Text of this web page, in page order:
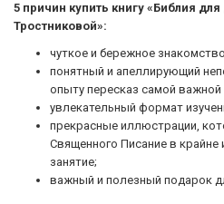
5 причин купить книгу «Библия
Тростниковой»:
чуткое и бережное
понятный и апеллирующий
опыту пересказ самой важной
увлекательный формат
прекрасные иллюстрации,
Священного Писание в крайне
занятие;
важный и полезный подарок